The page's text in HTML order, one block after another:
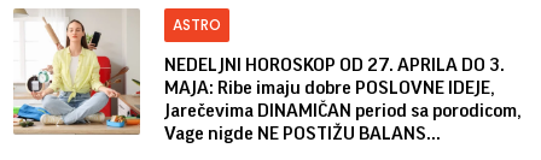
ASTRO
NEDELJNI HOROSKOP OD 27. APRILA DO 3.
MAJA: Ribe imaju dobre POSLOVNE IDEJE,
Jarečevima DINAMIČAN period sa porodicom,
Vage nigde NE POSTIŽU BALANS...